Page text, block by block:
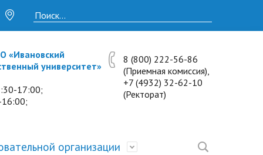
«Ивановский
университет»
17:00;
8 (800) 222-56-86
(Приемная комиссия),
+7 (4932) 32-62-10
(Ректорат)
организации